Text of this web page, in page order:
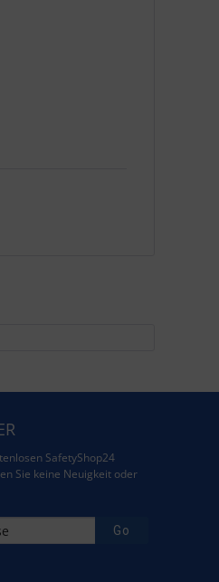
SafetyShop24
Sie keine Neuigkeit oder
Go